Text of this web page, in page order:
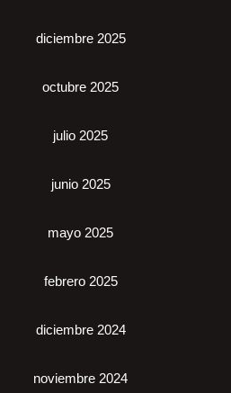
diciembre 2025
octubre 2025
julio 2025
junio 2025
mayo 2025
febrero 2025
diciembre 2024
noviembre 2024